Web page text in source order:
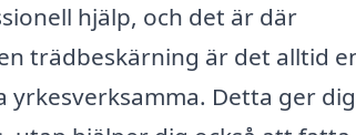
hjälp, och det är där
trädbeskärning är det alltid
Detta ger